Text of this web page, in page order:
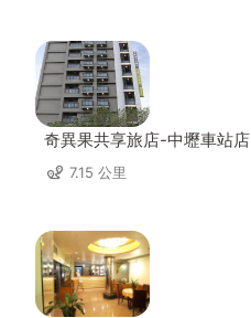
奇異果共享旅店-中壢車站店
7.15 公里